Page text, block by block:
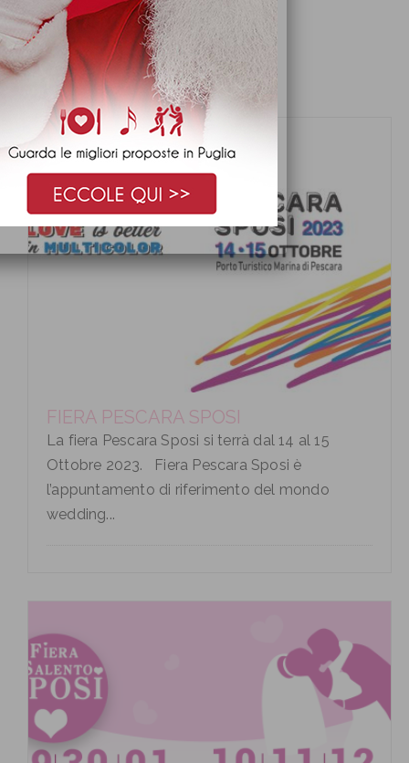
ARTICOLI CONSIGLIATI
FIERA PESCARA SPOSI
La fiera Pescara Sposi si terrà dal 14 al 15
Ottobre 2023. Fiera Pescara Sposi è
l’appuntamento di riferimento del mondo
wedding...